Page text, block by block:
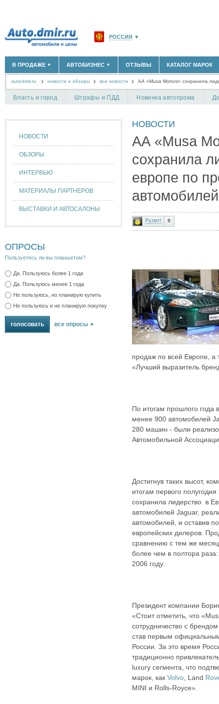
РОССИЯ ▼
САНКТ-ПЕТЕРБУРГ И ОБЛАСТЬ(14298)
КРАСНОДАРСКИЙ КРАЙ(5619)
КРЫМ РЕСПУБЛИКА(412)
В ПРОДАЖЕ ▼
НОВЫЕ АВТОМОБИЛИ(30122)
АВТОМОБИЛИ С ПРОБЕГОМ
АВТОБИЗНЕС ▼
ОФИЦИАЛЬНЫЕ ДИЛЕРЫ(1347)
ТАКСИ(278)
+ ДОБАВИТЬ КОМПАНИЮ
ОТЗЫВЫ КАТАЛОГ МАРОК
autodmir.ru новости и обзоры все новости АА «Musa Motors» сохранила
Власть и город Штрафы и ПДД Новинка автопрома
НОВОСТИ
ОБЗОРЫ
ИНТЕРВЬЮ
МАТЕРИАЛЫ ПАРТНЕРОВ
ВЫСТАВКИ И АВТОСАЛОНЫ
ОПРОСЫ
Пользуетесь ли вы планшетом?
Да. Пользуюсь более 1 года
Да. Пользуюсь менее 1 года
Не пользуюсь, но планирую купить
Не пользуюсь и не планирую покупку
все опросы
НОВОСТИ
АА «Musa
сохранила
европе по
Рулит! 0
продаж по всей Европе, а
«Лучший выразитель
По итогам прошлого года
менее 900 автомобилей
280 машин - были
Автомобильной
Достигнув таких высот,
итогам первого
сохранила лидерство в
автомобилей Jaguar,
автомобилей, и оставив
европейских дилеров.
сравнению с тем же
более чем в полтора
2006 году.
Президент компании
«Стоит отметить, что
сотрудничество с
став первым
России. За это время
традиционно
luxury сегмента, что
марок, как Volvo , Land
MINI и Rolls-Royce».